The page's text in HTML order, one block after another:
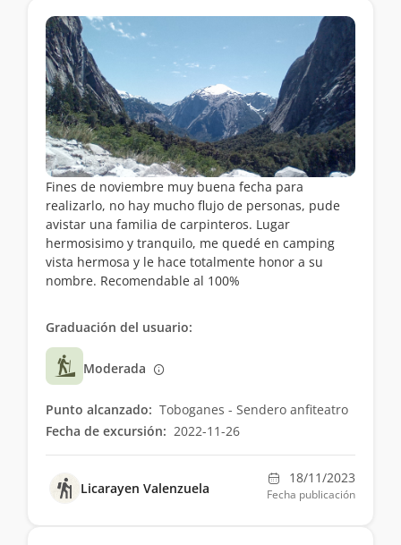
Fines de noviembre muy buena fecha para
realizarlo, no hay mucho flujo de personas, pude
avistar una familia de carpinteros. Lugar
hermosisimo y tranquilo, me quedé en camping
vista hermosa y le hace totalmente honor a su
nombre. Recomendable al 100%
Graduación del usuario:
Moderada
Punto alcanzado: Toboganes - Sendero anfiteatro
Fecha de excursión: 2022-11-26
Licarayen Valenzuela
18/11/2023
Fecha publicación